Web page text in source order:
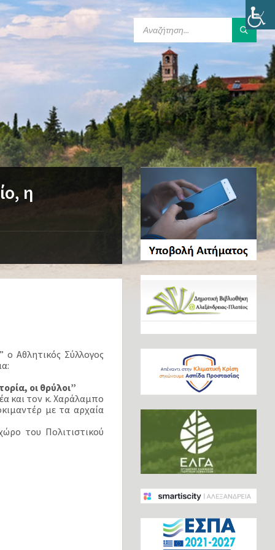
η
ο Αθλητικός Σύλλογος
οι θρύλοι”
και τον κ. Χαράλαμπο
με τα αρχαία
του Πολιτιστικού